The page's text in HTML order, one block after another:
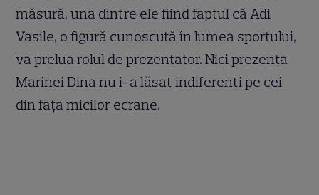
măsură, una dintre ele fiind faptul că Adi
Vasile, o figură cunoscută în lumea sportului,
va prelua rolul de prezentator. Nici prezența
Marinei Dina nu i-a lăsat indiferenți pe cei
din fața micilor ecrane.